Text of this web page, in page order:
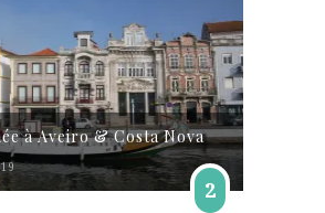
à Aveiro & Costa Nova
2